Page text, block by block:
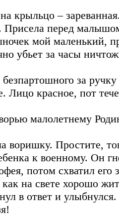
крыльцо –
Присела перед
мой маленький,
убьет за часы
за
Лицо красное, пот
малолетнему
воришку. Простите,
к военному. Он
потом схватил
на свете хорошо
в ответ и